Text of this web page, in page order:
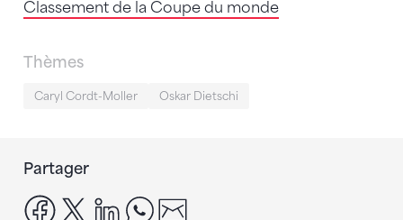
Classement de la Coupe du monde
Thèmes
Caryl Cordt-Moller Oskar Dietschi
Partager
facebook
x linkedinwhatsapp